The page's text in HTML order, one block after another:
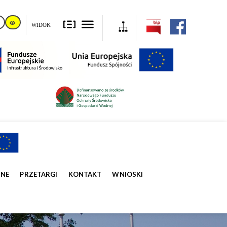
WIDOK
PRZETARGI KONTAKT WNIOSKI